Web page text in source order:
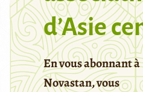
d’Asie
En vous abonnant à
Novastan, vous